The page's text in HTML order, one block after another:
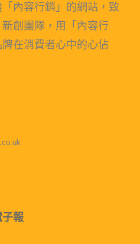
內容行銷」的網站，致
創團隊，用「內容行
在消費者心中的心佔
子報